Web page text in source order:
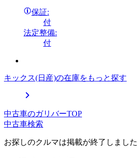
保証:
付
法定整備:
付
キックス(日産)の在庫をもっと探す
中古車のガリバーTOP
中古車検索
お探しのクルマは掲載が終了しました